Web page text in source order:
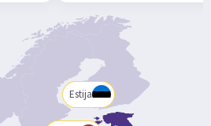
Estija